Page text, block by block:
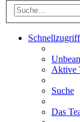
Schnellzugriff
Aktive
Suche
Das